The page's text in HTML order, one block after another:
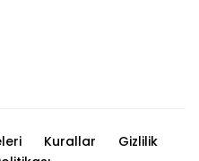
Kurallar
Gizlilik